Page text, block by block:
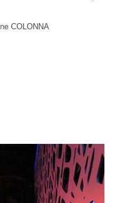
COLONNA